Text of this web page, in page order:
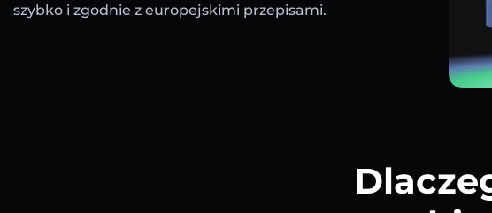
szybko i zgodnie z europejskimi przepisami.